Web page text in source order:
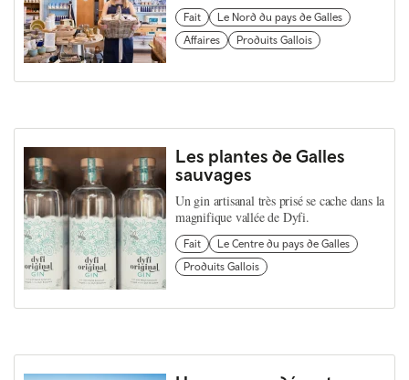
Fait
Le Nord du pays de Galles
Affaires
Produits Gallois
Les plantes de Galles
sauvages
Un gin artisanal très prisé se cache dans la
magnifique vallée de Dyfi.
Fait
Le Centre du pays de Galles
Produits Gallois